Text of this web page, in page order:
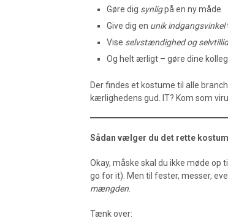
Gøre dig synligpå en ny måde
Give dig en unik indgangsvinkel
Vise selvstændighed og selvtillid
Og helt ærligt – gøre dine
Der findes et kostume til alle
kærlighedens gud. IT? Kom som
Sådan vælger du det rette
Okay, måske skal du ikke møde
go for it). Men til fester, messer,
mængden
Tænk over: